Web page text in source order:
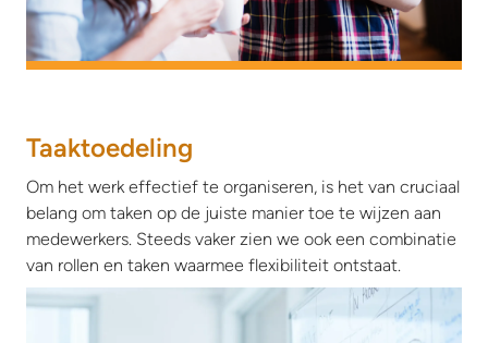
Taaktoedeling
Om het werk effectief te organiseren, is het van cruciaal
belang om taken op de juiste manier toe te wijzen aan
medewerkers. Steeds vaker zien we ook een combinatie
van rollen en taken waarmee flexibiliteit ontstaat.